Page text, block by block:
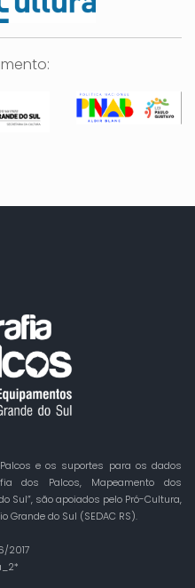
e os suportes para os dados
dos Palcos, Mapeamento dos
Sul”, são apoiados pelo Pró-Cultura,
Grande do Sul (SEDAC RS).
2017